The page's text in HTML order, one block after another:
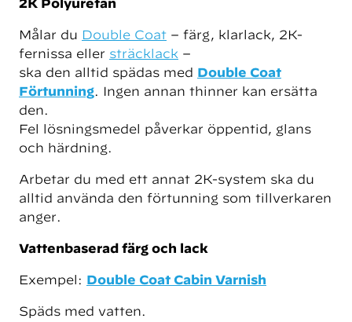
2K Polyuretan
Målar du Double Coat – färg, klarlack, 2K-
fernissa eller sträcklack –
ska den alltid spädas med Double Coat
Förtunning. Ingen annan thinner kan ersätta
den.
Fel lösningsmedel påverkar öppentid, glans
och härdning.
Arbetar du med ett annat 2K-system ska du
alltid använda den förtunning som tillverkaren
anger.
Vattenbaserad färg och lack
Exempel: Double Coat Cabin Varnish
Späds med vatten.